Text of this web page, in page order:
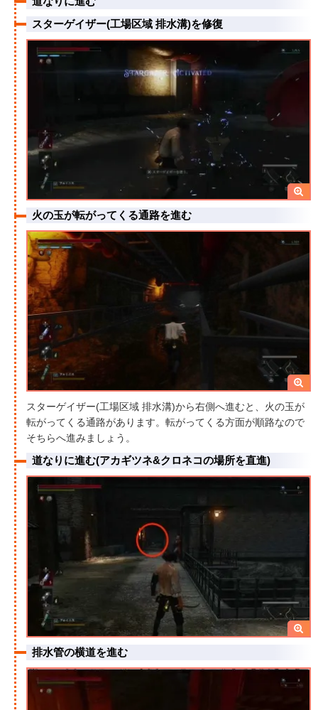
スターゲイザー(工場区域 排水溝)を修復
火の玉が転がってくる通路を進む
スターゲイザー(工場区域 排水溝)から右側へ進むと、火の玉が
転がってくる通路があります。転がってくる方面が順路なので
そちらへ進みましょう。
道なりに進む(アカギツネ&クロネコの場所を直進)
排水管の横道を進む